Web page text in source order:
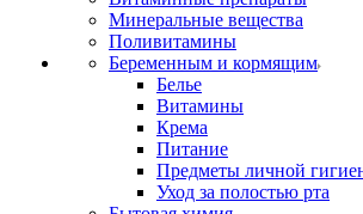
Минеральные вещества
Поливитамины
Беременным и кормящим
Белье
Витамины
Крема
Питание
Предметы личной
Уход за полостью рта